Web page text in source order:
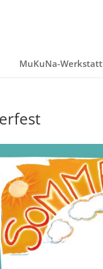
MuKuNa-Werkstatt